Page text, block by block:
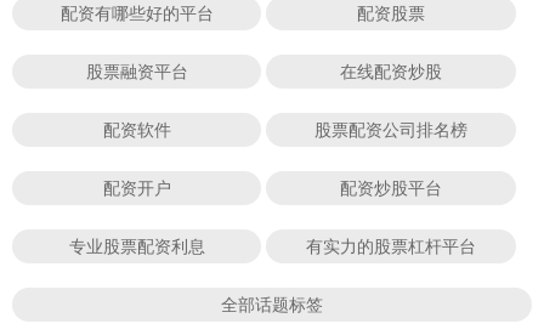
配资有哪些好的平台 配资股票
股票融资平台 在线配资炒股
配资软件 股票配资公司排名榜
配资开户 配资炒股平台
专业股票配资利息 有实力的股票杠杆平台
全部话题标签